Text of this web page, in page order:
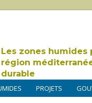
Les zones humides
région
durable
PROJETS